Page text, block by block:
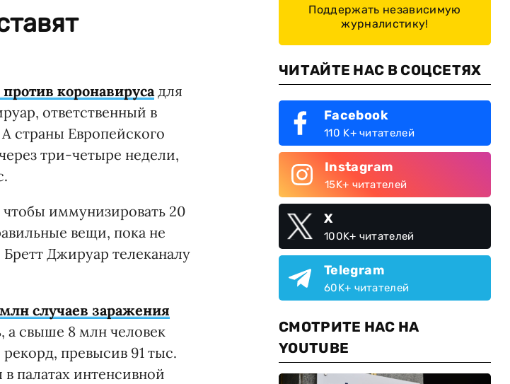
коронавирусадля
ответственный в
страны Европейского
три-четыре недели,
иммунизировать 20
вещи, пока не
Джируар телеканалу
случаев заражения
а свыше 8 млн человек
превысив 91 тыс.
палатах интенсивной
Поддержать независимую
журналистику!
ЧИТАЙТЕ НАС В СОЦСЕТЯХ
Facebook
110 K+ читателей
Instagram
15K+ читателей
X
100K+ читателей
Telegram
60K+ читателей
СМОТРИТЕ НАС НА
YOUTUBE